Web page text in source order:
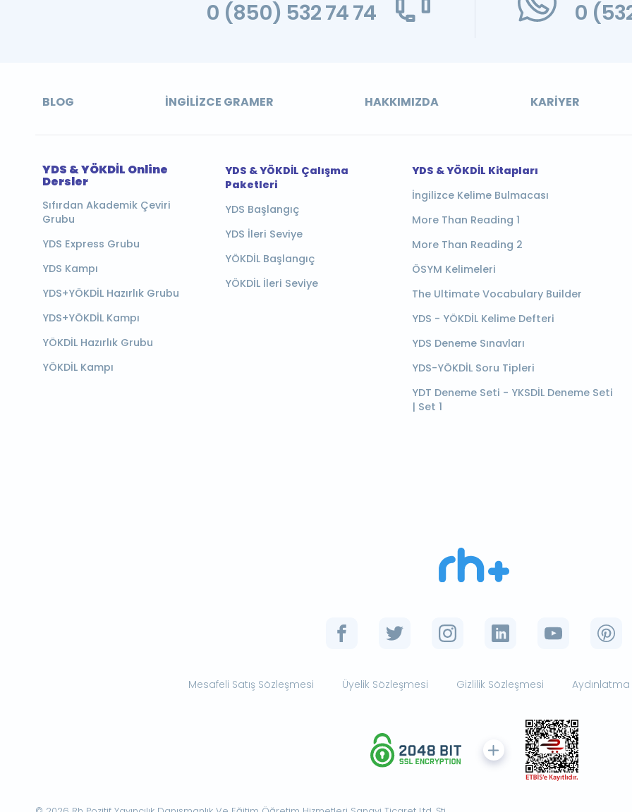
0 (850) 532 74 74 0
BLOG İNGILIZCE GRAMER HAKKIMIZDA KARIYER
YDS & YÖKDİL Online
Dersler
Sıfırdan Akademik Çeviri
Grubu
YDS Express Grubu
YDS Kampı
YDS+YÖKDİL Hazırlık Grubu
YDS+YÖKDİL Kampı
YÖKDİL Hazırlık Grubu
YÖKDİL Kampı
YDS & YÖKDİL Çalışma
Paketleri
YDS Başlangıç
YDS İleri Seviye
YÖKDİL Başlangıç
YÖKDİL İleri Seviye
YDS & YÖKDİL Kitapları
İngilizce Kelime Bulmacası
More Than Reading 1
More Than Reading 2
ÖSYM Kelimeleri
The Ultimate Vocabulary Builder
YDS - YÖKDİL Kelime Defteri
YDS Deneme Sınavları
YDS-YÖKDİL Soru Tipleri
YDT Deneme Seti - YKSDİL Deneme Seti
| Set 1
Mesafeli Satış Sözleşmesi Üyelik Sözleşmesi Gizlilik Sözleşmesi